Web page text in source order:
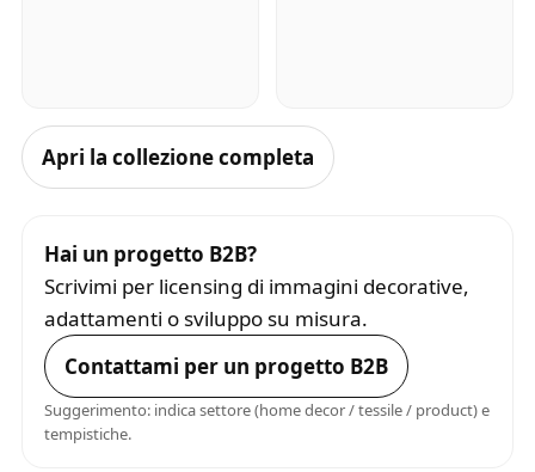
Apri la collezione completa
Hai un progetto B2B?
Scrivimi per licensing di immagini decorative,
adattamenti o sviluppo su misura.
Contattami per un progetto B2B
Suggerimento: indica settore (home decor / tessile / product) e
tempistiche.